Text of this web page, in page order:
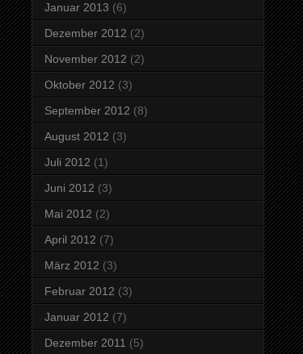
Januar 2013 (6)
Dezember 2012 (2)
November 2012 (2)
Oktober 2012 (3)
September 2012 (8)
August 2012 (3)
Juli 2012 (1)
Juni 2012 (3)
Mai 2012 (2)
April 2012 (7)
März 2012 (3)
Februar 2012 (3)
Januar 2012 (7)
Dezember 2011 (5)